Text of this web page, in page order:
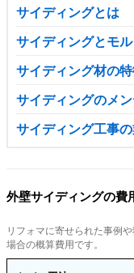
サイディングとは
サイディングとモ
サイディング材の
サイディングのメ
サイディング工事
外壁サイディングの費
リフォマに寄せられた事例
場合の概算費用です。